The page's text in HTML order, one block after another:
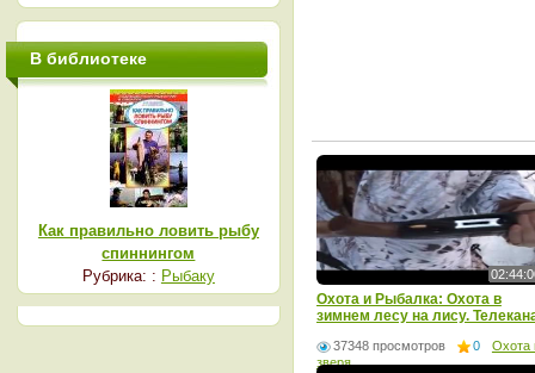
Охота и Рыбалка: Охота в
зимнем лесу на лису.
37348 просмотров 0
Охота
зверя
В библиотеке
Как правильно ловить рыбу
спиннингом
Рубрика: : Рыбаку